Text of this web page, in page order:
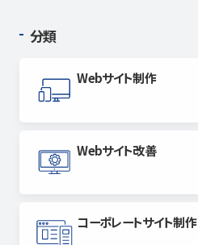
分類
Webサイト制作
Webサイト改善
コーポレートサイト制作